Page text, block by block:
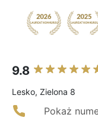
9.8
Lesko, Zielona 8
Pokaż